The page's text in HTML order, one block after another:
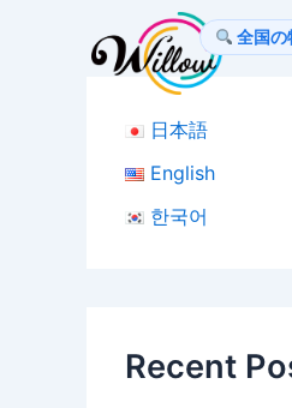
全国の
日本語
English
한국어
Recent